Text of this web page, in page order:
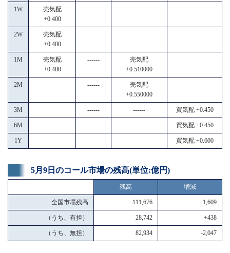
1W
売気配
+0.400
2W
売気配
+0.400
1M
売気配
+0.400
------
売気配
+0.510000
2M ------
売気配
+0.550000
3M ------ ------ 買気配 +0.450
6M 買気配 +0.450
1Y 買気配 +0.600
5月9日のコール市場の残高(単位:億円)
残高 増減
全国市場残高 111,676 -1,609
（うち、有担） 28,742 +438
（うち、無担） 82,934 -2,047